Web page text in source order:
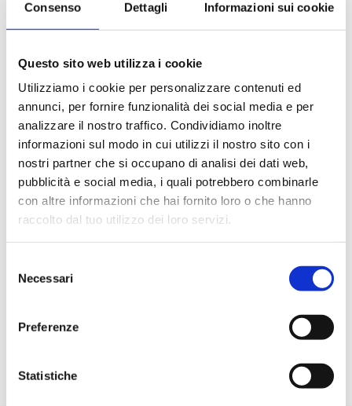
Consenso Dettagli Informazioni sui cookie
Questo sito web utilizza i cookie
Utilizziamo i cookie per personalizzare contenuti ed
annunci, per fornire funzionalità dei social media e per
analizzare il nostro traffico. Condividiamo inoltre
informazioni sul modo in cui utilizzi il nostro sito con i
nostri partner che si occupano di analisi dei dati web,
pubblicità e social media, i quali potrebbero combinarle
con altre informazioni che hai fornito loro o che hanno
raccolto dal tuo utilizzo dei loro servizi.
delNecessari
Preferenze
Statistiche
Le quote di servizio (mance)
Il trattamento di pensione completa a bordo (colazione,
Bevande a dispenser, serata di Gala con menù
La partecipazione a tutte le attività di animazione
(giochi, concorsi, tornei, feste, serate a tema).
Gli spettacoli musicali o di cabaret nel teatro di bordo, i
balli e le feste in programma tutte le sere durante la
crociera.
L'utilizzo di tutte le attrezzature della nave: piscine,
lettini, teli mare, palestra, vasche idromassaggio,
biblioteca, discoteca.
Le bevande, le escursioni a terra nel corso della crociera,
Tasse portuali
trattamenti estetici, medico, navigazione internet,
lavanderia).